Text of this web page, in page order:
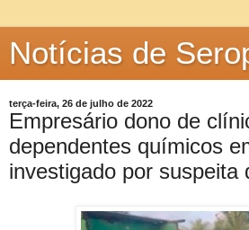
Notícias de
terça-feira, 26 de julho de 2022
Empresário dono de
dependentes químicos
investigado por suspeita